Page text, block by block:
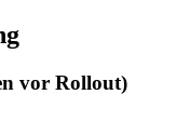
vor Rollout)